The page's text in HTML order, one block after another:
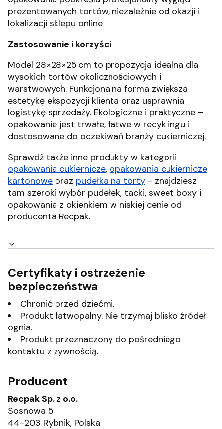
prezentowanych tortów, niezależnie od okazji i
lokalizacji sklepu online
Zastosowanie i korzyści
Model 28×28×25 cm to propozycja idealna dla
wysokich tortów okolicznościowych i
warstwowych. Funkcjonalna forma zwiększa
estetykę ekspozycji klienta oraz usprawnia
logistykę sprzedaży. Ekologiczne i praktyczne –
opakowanie jest trwałe, łatwe w recyklingu i
dostosowane do oczekiwań branży cukierniczej.
Sprawdź także inne produkty w kategorii
opakowania cukiernicze, opakowania cukiernicze
kartonowe oraz pudełka na torty - znajdziesz
tam szeroki wybór pudełek, tacki, sweet boxy i
opakowania z okienkiem w niskiej cenie od
producenta Recpak.
Certyfikaty i ostrzeżenie
bezpieczeństwa
Chronić przed dziećmi.
Produkt łatwopalny. Nie trzymaj blisko źródeł
ognia.
Produkt przeznaczony do pośredniego
kontaktu z żywnością.
Producent
Recpak Sp. z o.o.
Sosnowa 5
44-203 Rybnik, Polska